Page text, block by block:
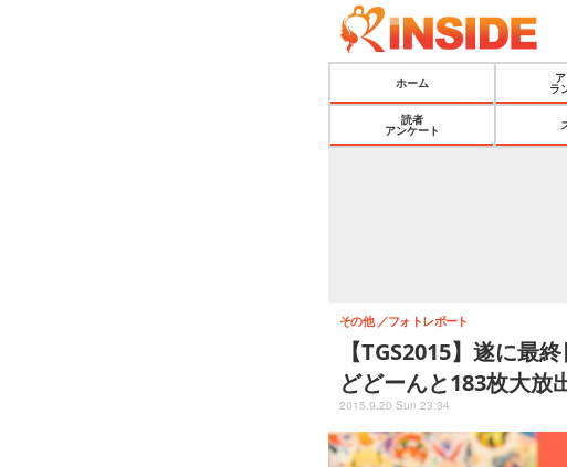
ホーム
ラ
読者
アンケート
【TGS2015】遂に最
どどーんと183枚大放
その他 フォトレポート
2015.9.20 Sun 23:34